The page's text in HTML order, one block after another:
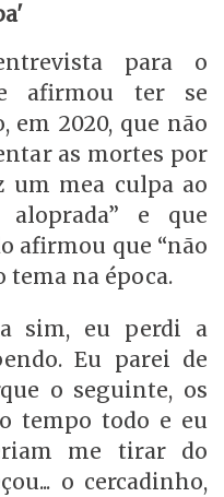
para o
afirmou ter se
em 2020, que não
as mortes por
um mea culpa ao
e que
afirmou que “não
tema na época.
sim, eu perdi a
Eu parei de
o seguinte, os
tempo todo e eu
me tirar do
o cercadinho,